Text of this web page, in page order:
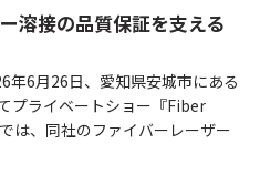
溶接の品質保証を支える
年6月26日、愛知県安城市にある
プライベートショー『Fiber
は、同社のファイバーレーザー